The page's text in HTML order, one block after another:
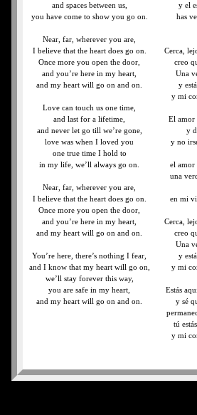
and spaces between us,
you have come to show you go on.
Near, far, wherever you are,
I believe that the heart does go on.
Once more you open the door,
and you’re here in my heart,
and my heart will go on and on.
Love can touch us one time,
and last for a lifetime,
and never let go till we’re gone,
love was when I loved you
one true time I hold to
in my life, we’ll always go on.
Near, far, wherever you are,
I believe that the heart does go on.
Once more you open the door,
and you’re here in my heart,
and my heart will go on and on.
You’re here, there’s nothing I fear,
and I know that my heart will go on,
we’ll stay forever this way,
you are safe in my heart,
and my heart will go on and on.
y el
has
Cerca,
creo
Una
y
y mi
El amor
y
y no
el amor
una
en mi
Cerca,
creo
Una
y
y mi
Estás
y sé
tú
y mi